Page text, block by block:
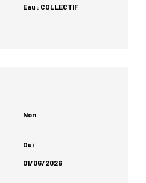
Eau : COLLECTIF
Non
Oui
01/06/2026